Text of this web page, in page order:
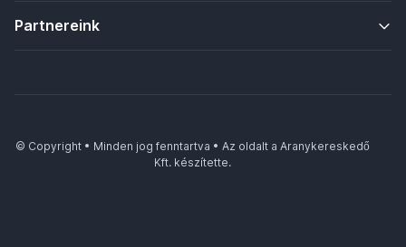
Partnereink
© Copyright • Minden jog fenntartva • Az oldalt a Aranykereskedő
Kft. készítette.